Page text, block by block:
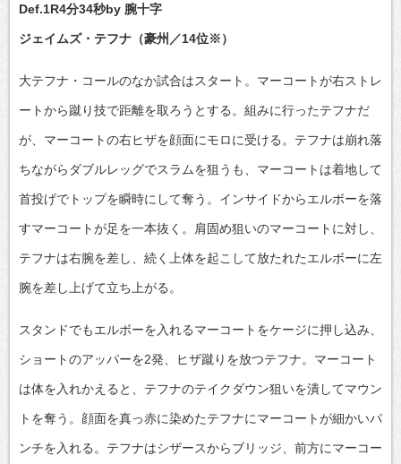
Def.1R4分34秒by 腕十字
ジェイムズ・テフナ（豪州／14位※）
大テフナ・コールのなか試合はスタート。マーコートが右ストレ
ートから蹴り技で距離を取ろうとする。組みに行ったテフナだ
が、マーコートの右ヒザを顔面にモロに受ける。テフナは崩れ落
ちながらダブルレッグでスラムを狙うも、マーコートは着地して
首投げでトップを瞬時にして奪う。インサイドからエルボーを落
すマーコートが足を一本抜く。肩固め狙いのマーコートに対し、
テフナは右腕を差し、続く上体を起こして放たれたエルボーに左
腕を差し上げて立ち上がる。
スタンドでもエルボーを入れるマーコートをケージに押し込み、
ショートのアッパーを2発、ヒザ蹴りを放つテフナ。マーコート
は体を入れかえると、テフナのテイクダウン狙いを潰してマウン
トを奪う。顔面を真っ赤に染めたテフナにマーコートが細かいパ
ンチを入れる。テフナはシザースからブリッジ、前方にマーコー